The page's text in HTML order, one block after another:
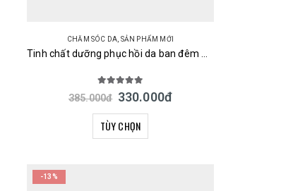
CHĂM SÓC DA, SẢN PHẨM MỚI
Tinh chất dưỡng phục hồi da ban đêm URUYOI Night Repair Essence Cosmetex Roland 100ml Nhật Bản
out of 5
385.000đ 330.000đ
TÙY CHỌN
-13%